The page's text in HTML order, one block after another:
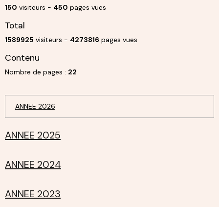
150 visiteurs - 450 pages vues
Total
1589925 visiteurs - 4273816 pages vues
Contenu
Nombre de pages : 22
ANNEE 2026
ANNEE 2025
ANNEE 2024
ANNEE 2023